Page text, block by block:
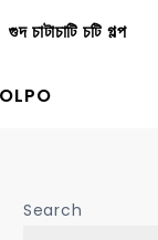
গুদ চাটাচাটি চটি গল্প
Search